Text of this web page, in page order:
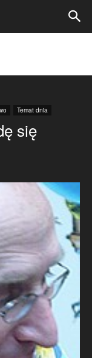
Temat dnia
się